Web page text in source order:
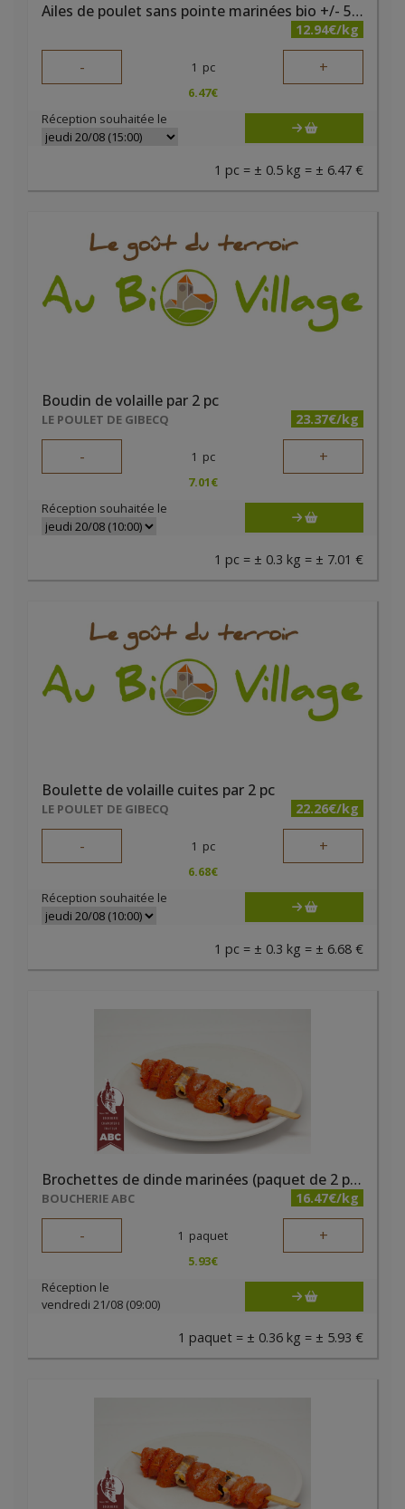
Ailes de poulet sans pointe marinées bio +/- 500 gr Belki
12.94€/kg
- 1 pc +
6.47€
Réception souhaitée le
1 pc = ± 0.5 kg = ± 6.47 €
Boudin de volaille par 2 pc
LE POULET DE GIBECQ 23.37€/kg
- 1 pc +
7.01€
Réception souhaitée le
1 pc = ± 0.3 kg = ± 7.01 €
Boulette de volaille cuites par 2 pc
LE POULET DE GIBECQ 22.26€/kg
- 1 pc +
6.68€
Réception souhaitée le
1 pc = ± 0.3 kg = ± 6.68 €
Brochettes de dinde marinées (paquet de 2 pièces)
BOUCHERIE ABC 16.47€/kg
- 1 paquet +
5.93€
Réception le
vendredi 21/08 (09:00)
1 paquet = ± 0.36 kg = ± 5.93 €